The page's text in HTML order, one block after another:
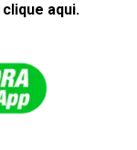
clique aqui.